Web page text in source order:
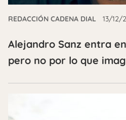
REDACCIÓN CADENA DIAL 13/12/
Alejandro Sanz entra
pero no por lo que